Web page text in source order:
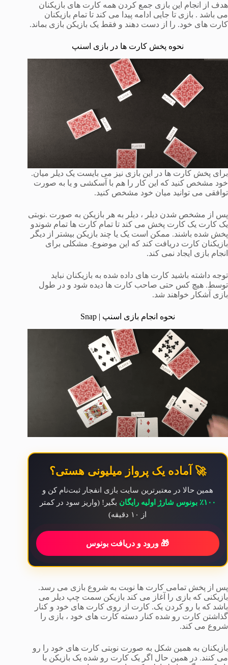
هدف از انجام این بازی جمع کردن همه کارت های بازیکنان
می باشد . بازی تا جایی ادامه پیدا می کند تا تمام بازیکنان
کارت های خود. را از دست دهند و فقط یک بازیکن بازی بماند.
نحوه پخش کارت ها در بازی اسنپ
برای پخش کارت ها در این بازی نیز می بایست یک دیلر میان.
خود مشخص کنید که این کار را هم با آسکشی و یا به صورت
توافقی می توانید میان خود مشخص کنید.
پس از مشخص شدن دیلر ، دیلر به هر بازیکن به صورت .نوبتی
یک کارت یک کارت پخش می کند تا تمام کارت ها تمام شوندو
پخش شده باشند. ممکن است یک یا چند بازیکن بیشتر از دیگر
بازیکنان کارت دریافت کند که این موضوع. مشکلی برای
انجام بازی ایجاد نمی کند.
توجه داشته باشید کارت های داده شده به بازیکنان نباید
توسط. هیچ کس حتی صاحب کارت ها دیده شود و در طول
بازی آشکار خواهند شد.
نحوه انجام بازی اسنپ | Snap
🚀 آماده یک پرواز میلیونی هستی؟
همین حالا در معتبرترین سایت بازی انفجار ثبت‌نام کن و
۱۰۰٪ بونوس شارژ اولیه رایگان
بگیر! (واریز سود در کمتر
از ۱۰ دقیقه)
🎁 ورود و دریافت بونوس
پس از پخش تمامی کارت ها نوبت به شروع بازی می رسد.
بازیکنی که بازی را آغاز می کند بازیکن سمت چپ دیلر می
باشد که با رو کردن یک. کارت از روی کارت های خود و کنار
گذاشتن کارت رو شده کنار دسته کارت های خود ، بازی را
شروع می کند.
بازیکنان به همین شکل به صورت نوبتی کارت های خود را رو
می کنند. در همین حال اگر یک کارت رو شده یک بازیکن با